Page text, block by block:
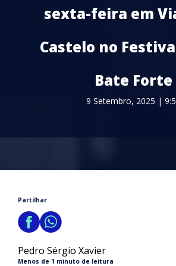
sexta-feira em
Castelo no
Bate Forte
9 Setembro, 2025 |
Partilhar
Pedro Sérgio Xavier
Menos de 1 minuto de leitura